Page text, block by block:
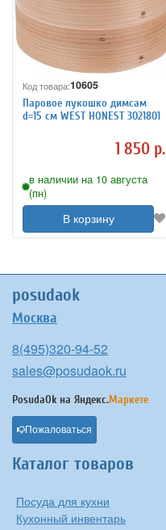
Код товара:10605
Паровое лукошко димсам
d=15 см WEST HONEST 3021801
1 850 р.
в наличии на 10 августа
(пн)
В корзину
posudaok
Москва
8(495)320-94-52
sales@posudaok.ru
PosudaOk на Яндекс.Маркете
Пожаловаться
Каталог товаров
Посуда для кухни
Кухонный инвентарь